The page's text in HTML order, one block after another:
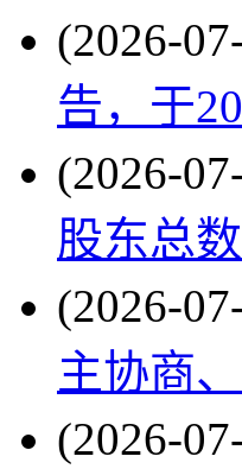
(2026-
告，于
(2026-
股东总
(2026-
主协商
(2026-